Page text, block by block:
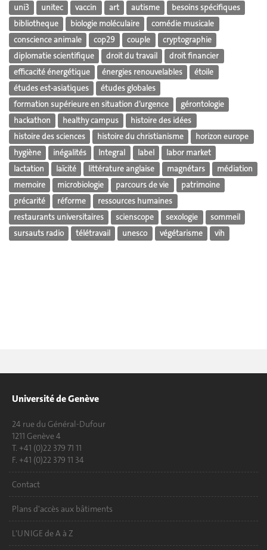
uni3
unitec vaccin art autisme
besoins spécifiques
bibliotheque
biologie moléculaire
comédie musicale
conscience animale
cop29 couple
cryptographie
diplomatie scientifique
droit du travail
droit financier
efficacité énergétique
énergies renouvelables
étoile
études est-asiatiques
études globales
formation supérieure en situation d’urgence
gérontologie
hackathon
healthy campus
histoire des idées
histoire des sciences
histoire du christianisme
horizon europe
hygiène
inégalités Integral label
labor market
lactation
laïcité littérature anglaise magnétars
médiation
memoire
microbiologie parcours de vie
patrimoine
précarité
réforme
ressources humaines
restaurants universitaires
scienscope sexologie
sommeil
sursauts radio
télétravail unesco végétarisme vih
Université de Genève
24 rue du Général-Dufour
1211 Genève 4
T. +41 (0)22 379 71 11
F. +41 (0)22 379 11 34
Contact
Plans d'accès aux bâtiments
L'UNIGE de A à Z